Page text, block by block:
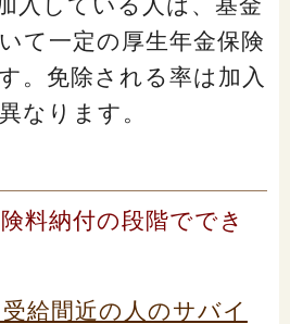
て一定の厚生年金保険
。免除される率は加入
なります。
料納付の段階ででき
給間近の人のサバイ